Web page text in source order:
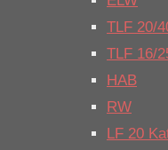
TLF 20/
TLF 16/
HAB
RW
LF 20